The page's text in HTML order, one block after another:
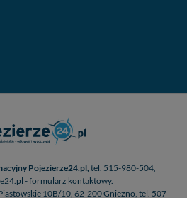
Pojezierze24.pl, tel. 515-980-504,
- formularz kontaktowy.
10B/10, 62-200 Gniezno, tel. 507-
zażądać dostępu do swoich
lub usunięcia,
Pamiętaj jednak, że nie
zrealizowanie Twoich
przypadkach nie możemy tego
- odkrywaj i wypoczywaj...
- na weekend, wycieczkę,